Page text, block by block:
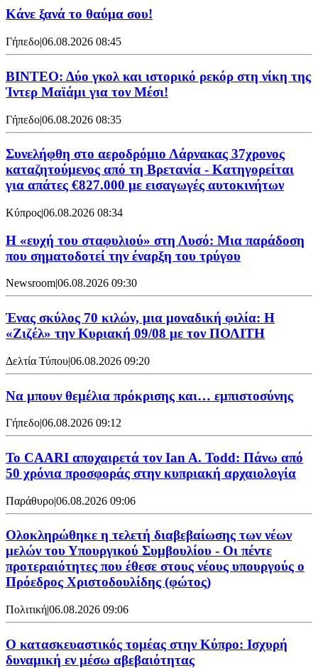
Κάνε ξανά το θαύμα σου!
Γήπεδο|06.08.2026 08:45
ΒΙΝΤΕΟ: Δύο γκολ και ιστορικό ρεκόρ στη νίκη της
Ίντερ Μαϊάμι για τον Μέσι!
Γήπεδο|06.08.2026 08:35
Συνελήφθη στο αεροδρόμιο Λάρνακας 37χρονος
καταζητούμενος από τη Βρετανία - Κατηγορείται
για απάτες €827.000 με εισαγωγές αυτοκινήτων
Κύπρος|06.08.2026 08:34
Η «ευχή του σταφυλιού» στη Λυσό: Μια παράδοση
που σηματοδοτεί την έναρξη του τρύγου
Newsroom|06.08.2026 09:30
Ένας σκύλος 70 κιλών, μια μοναδική φιλία: Η
«Ζιζέλ» την Κυριακή 09/08 με τον ΠΟΛΙΤΗ
Δελτία Τύπου|06.08.2026 09:20
Να μπουν θεμέλια πρόκρισης και… εμπιστοσύνης
Γήπεδο|06.08.2026 09:12
Το CAARI αποχαιρετά τον Ian A. Todd: Πάνω από
50 χρόνια προσφοράς στην κυπριακή αρχαιολογία
Παράθυρο|06.08.2026 09:06
Ολοκληρώθηκε η τελετή διαβεβαίωσης των νέων
μελών του Υπουργικού Συμβουλίου - Οι πέντε
προτεραιότητες που έθεσε στους νέους υπουργούς ο
Πρόεδρος Χριστοδουλίδης (φώτος)
Πολιτική|06.08.2026 09:06
Ο κατασκευαστικός τομέας στην Κύπρο: Ισχυρή
δυναμική εν μέσω αβεβαιότητας